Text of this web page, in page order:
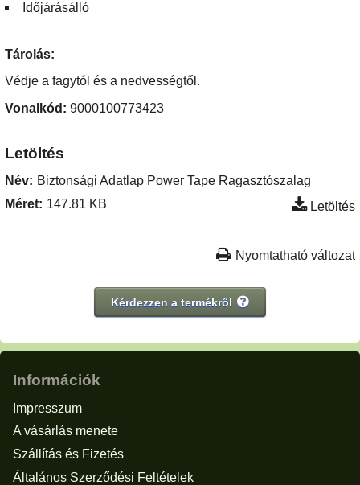
Időjárásálló
Tárolás:
Védje a fagytól és a nedvességtől.
Vonalkód:9000100773423
Letöltés
Név: Biztonsági Adatlap Power Tape Ragasztószalag
Méret: 147.81 KB Letöltés
Nyomtatható változat
Kérdezzen a termékről
Információk
Impresszum
A vásárlás menete
Szállítás és Fizetés
Általános Szerződési Feltételek